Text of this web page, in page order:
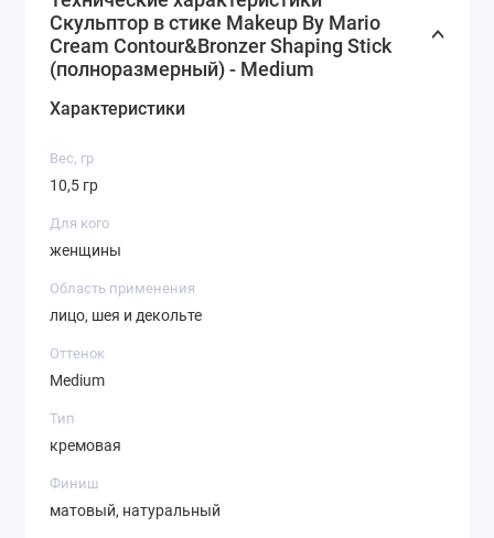
Скульптор в стике Makeup By Mario
Cream Contour&Bronzer Shaping Stick
(полноразмерный) - Medium
Характеристики
Вес, гр
10,5 гр
Для кого
женщины
Область применения
лицо, шея и декольте
Оттенок
Medium
Тип
кремовая
Финиш
матовый, натуральный